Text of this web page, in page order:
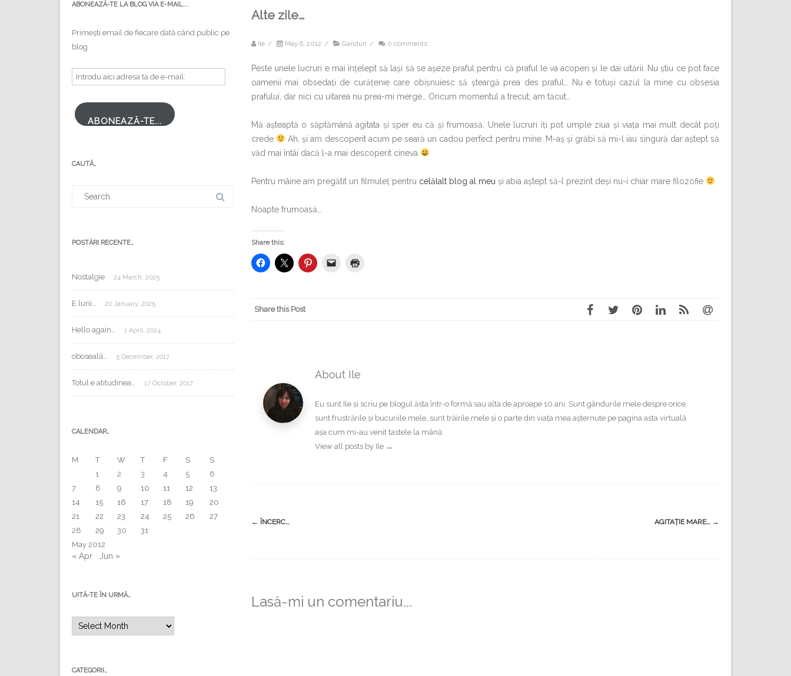
Alte zile…
Ile / May 6, 2012 / Ganduri / 0 comments
Peste unele lucruri e mai înțelept să lași să se așeze praful pentru că praful le va acoperi și le dai uitării. Nu știu ce pot face
oamenii mai obsedați de curățenie care obișnuiesc să șteargă prea des praful… Nu e totuși cazul la mine cu obsesia
prafului, dar nici cu uitarea nu prea-mi merge… Oricum momentul a trecut, am tăcut…
Mă așteaptă o săptămână agitata și sper eu că și frumoasă. Unele lucruri îți pot umple ziua și viața mai mult decât poți
crede
Ah, și am descoperit acum pe seară un cadou perfect pentru mine. M-aș și grăbi să mi-l iau singură dar aștept să
văd mai întâi dacă l-a mai descoperit cineva
Pentru mâine am pregătit un filmuleț pentru celălalt blog al meu și abia aștept să-l prezint deși nu-i chiar mare filozofie
Noapte frumoasă…
Share this:
Share this Post
About Ile
Eu sunt Ile și scriu pe blogul ăsta într-o formă sau alta de aproape 10 ani. Sunt gândurile mele despre orice,
sunt frustrările și bucuriile mele, sunt trăirile mele și o parte din viața mea așternute pe pagina asta virtuală
așa cum mi-au venit tastele la mână.
View all posts by Ile →
Post
← ÎNCERC… AGITAȚIE MARE… →
Lasă-mi un comentariu...
ABONEAZĂ-TE LA BLOG VIA E-MAIL...
Primești email de fiecare dată când public pe
blog
Introdu
adresa
ta
mail:
ABONEAZĂ-TE...
CAUTĂ…
POSTĂRI RECENTE…
Nostalgie 24 March, 2025
E luni… 20 January, 2025
Hello again… 1 April, 2024
oboseală… 5 December, 2017
Totul e atitudinea… 17 October, 2017
CALENDAR…
May 2012
M T W T F S
S
1
2 3 4 5
6
7
8 9 10 11 12
13
14
15 16 17 18 19
20
21
22 23 24 25 26
27
28
29 30 31
« Apr Jun »
UITĂ-TE ÎN URMĂ…
în
CATEGORII…